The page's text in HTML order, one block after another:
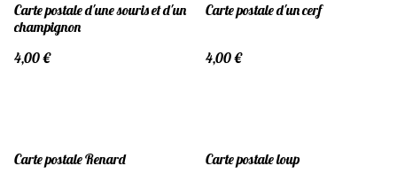
Carte postale d'une souris et d'un
champignon
4,00 €
Carte postale d'un cerf
4,00 €
Carte postale Renard
Carte postale loup